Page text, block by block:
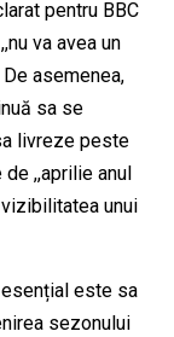
pentru BBC
va avea un
asemenea,
sa se
livreze peste
,,aprilie anul
unui
este sa
sezonului